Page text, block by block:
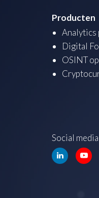
Producten
Analytics
Digital
OSINT
Social media